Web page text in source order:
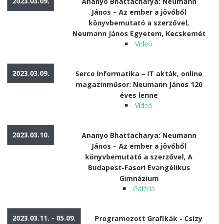
János – Az ember a jövőből
könyvbemutató a szerzővel,
Neumann János Egyetem, Kecskemét
Videó
2023.03.09.
Serco Informatika – IT akták, online
magazinműsor: Neumann János 120
éves lenne
Videó
2023.03.10.
Ananyo Bhattacharya: Neumann
János – Az ember a jövőből
könyvbemutató a szerzővel, A
Budapest-Fasori Evangélikus
Gimnázium
Galéria
2023.03.11. - 05.09.
Programozott Grafikák - Csízy